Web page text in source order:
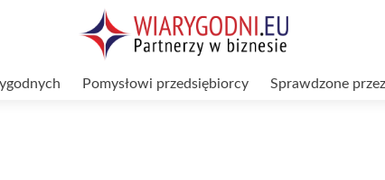
Pomysłowi przedsiębiorcy Sprawdzone